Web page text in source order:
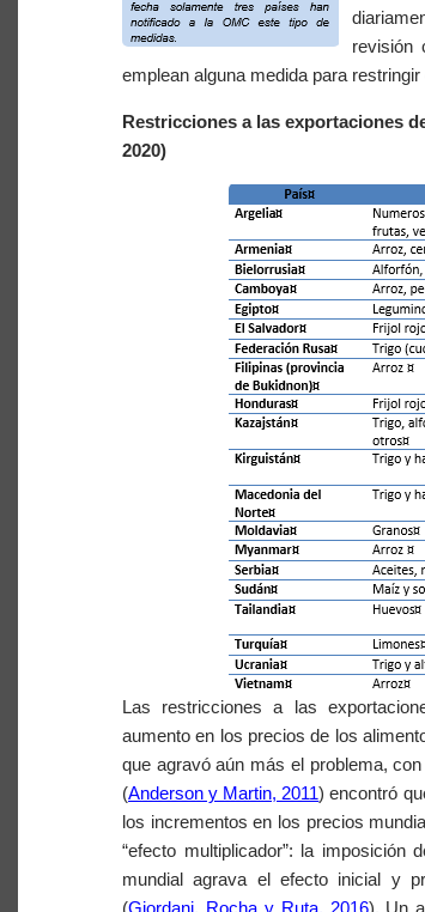
revisión
emplean alguna medida para
Restricciones a las exportaciones
2020)
Las restricciones a las
aumento en los precios de los
que agravó aún más el problema,
(Anderson y Martin, 2011) encontró
los incrementos en los precios
“efecto multiplicador”: la imposición
mundial agrava el efecto inicial y